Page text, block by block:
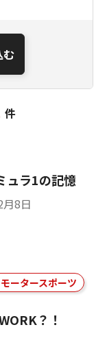
む
件
ュラ1の記憶
8日
モータースポーツ
？！